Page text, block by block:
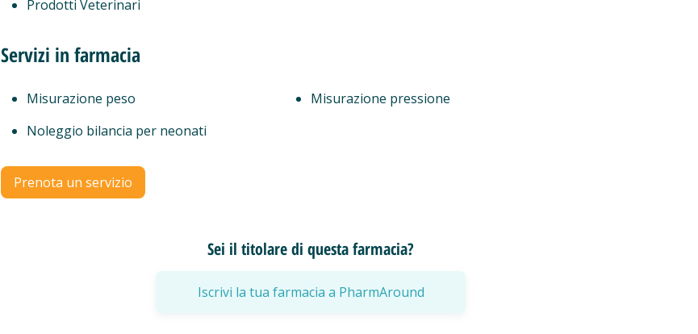
Prodotti Veterinari
Servizi in farmacia
Misurazione peso
Misurazione pressione
Noleggio bilancia per neonati
Prenota un servizio
Sei il titolare di questa farmacia?
Iscrivi la tua farmacia a PharmAround